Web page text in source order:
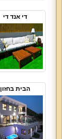
די אנד די
הבית בחזון